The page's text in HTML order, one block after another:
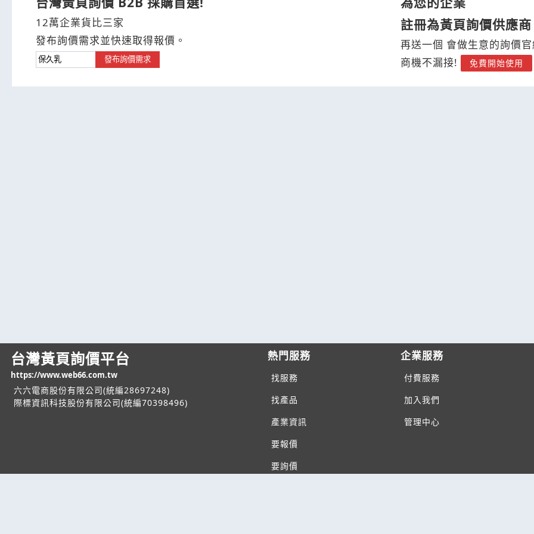
12萬企業貨比三家
發布詢價需求並快速取得報價。
發布詢價需求
註冊為黃頁詢價供應商
再送一個 會做生意的詢價
商機不漏接!
免費開始使用
台灣黃頁詢價平台
https://www.web66.com.tw
六六電商股份有限公司(統編28697248)
際標資訊科技股份有限公司(統編70398496)
熱門服務
找服務
找產品
產業資訊
要報價
要詢價
企業服務
付費服務
加入我們
管理中心